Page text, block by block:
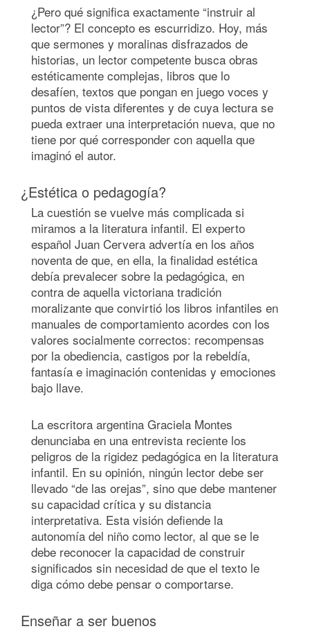
¿Pero qué significa exactamente “instruir al
lector”? El concepto es escurridizo. Hoy, más
que sermones y moralinas disfrazados de
historias, un lector competente busca obras
estéticamente complejas, libros que lo
desafíen, textos que pongan en juego voces y
puntos de vista diferentes y de cuya lectura se
pueda extraer una interpretación nueva, que no
tiene por qué corresponder con aquella que
imaginó el autor.
¿Estética o pedagogía?
La cuestión se vuelve más complicada si
miramos a la literatura infantil. El experto
español Juan Cervera advertía en los años
noventa de que, en ella, la finalidad estética
debía prevalecer sobre la pedagógica, en
contra de aquella victoriana tradición
moralizante que convirtió los libros infantiles en
manuales de comportamiento acordes con los
valores socialmente correctos: recompensas
por la obediencia, castigos por la rebeldía,
fantasía e imaginación contenidas y emociones
bajo llave.
La escritora argentina Graciela Montes
denunciaba en una entrevista reciente los
peligros de la rigidez pedagógica en la literatura
infantil. En su opinión, ningún lector debe ser
llevado “de las orejas”, sino que debe mantener
su capacidad crítica y su distancia
interpretativa. Esta visión defiende la
autonomía del niño como lector, al que se le
debe reconocer la capacidad de construir
significados sin necesidad de que el texto le
diga cómo debe pensar o comportarse.
Enseñar a ser buenos